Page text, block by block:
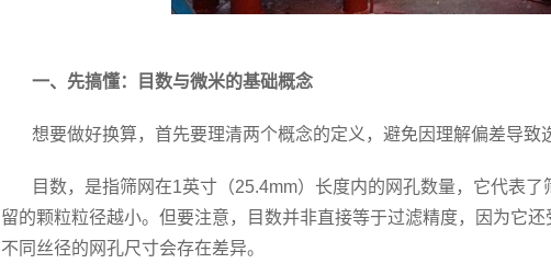
一、先搞懂：目数与微米的基础概念
想要做好换算，首先要理清两个概念的定义，避免因理解偏差导致
目数，是指筛网在1英寸（25.4mm）长度内的网孔数量，它代表
留的颗粒粒径越小。但要注意，目数并非直接等于过滤精度，因为它
不同丝径的网孔尺寸会存在差异。